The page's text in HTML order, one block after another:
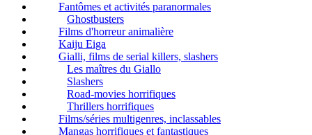
Fantômes et activités paranormales
Ghostbusters
Films d'horreur animalière
Kaiju Eiga
Gialli, films de serial killers, slashers
Les maîtres du Giallo
Slashers
Road-movies horrifiques
Thrillers horrifiques
Films/séries multigenres, inclassables
Mangas horrifiques et fantastiques